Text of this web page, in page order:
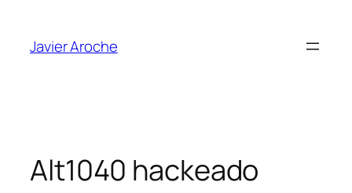
content
Javier Aroche
Alt1040 hackeado